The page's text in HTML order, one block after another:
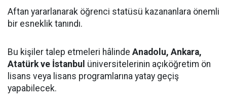
Aftan yararlanarak öğrenci statüsü kazananlara önemli
bir esneklik tanındı.
Bu kişiler talep etmeleri hâlinde Anadolu, Ankara,
Atatürk ve İstanbul üniversitelerinin açıköğretim ön
lisans veya lisans programlarına yatay geçiş
yapabilecek.